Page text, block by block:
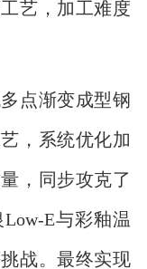
艺，加工难度
点渐变成型钢
，系统优化加
，同步攻克了
E与彩釉温
战。最终实现